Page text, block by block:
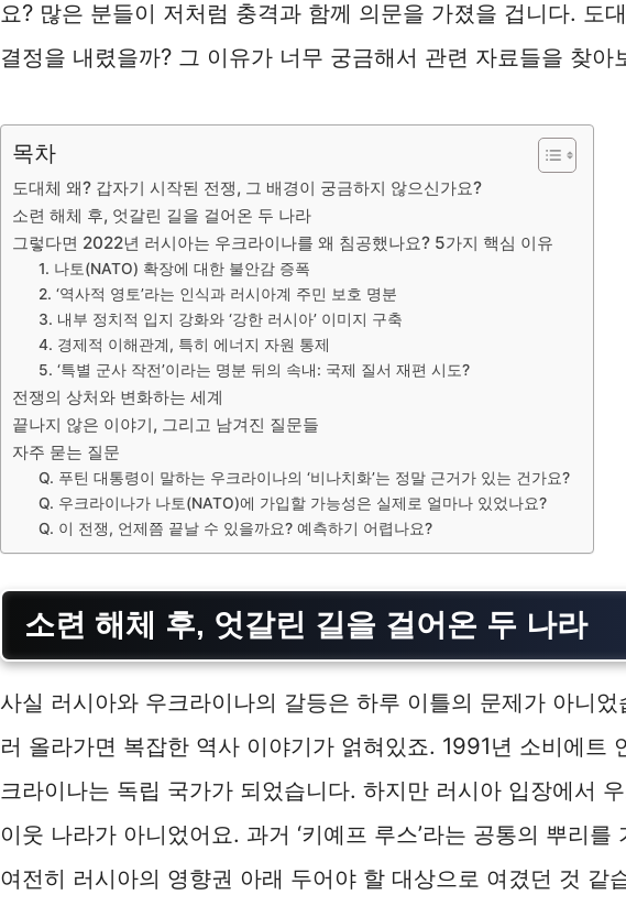
요? 많은 분들이 저처럼 충격과 함께 의문을 가졌을 겁니다. 도
결정을 내렸을까? 그 이유가 너무 궁금해서 관련 자료들을 찾아
목차
도대체 왜? 갑자기 시작된 전쟁, 그 배경이 궁금하지 않으신가요?
소련 해체 후, 엇갈린 길을 걸어온 두 나라
그렇다면 2022년 러시아는 우크라이나를 왜 침공했나요? 5가지 핵심 이유
1. 나토(NATO) 확장에 대한 불안감 증폭
2. ‘역사적 영토’라는 인식과 러시아계 주민 보호 명분
3. 내부 정치적 입지 강화와 ‘강한 러시아’ 이미지 구축
4. 경제적 이해관계, 특히 에너지 자원 통제
5. ‘특별 군사 작전’이라는 명분 뒤의 속내: 국제 질서 재편 시도?
전쟁의 상처와 변화하는 세계
끝나지 않은 이야기, 그리고 남겨진 질문들
자주 묻는 질문
Q. 푸틴 대통령이 말하는 우크라이나의 ‘비나치화’는 정말 근거가 있는 건가요?
Q. 우크라이나가 나토(NATO)에 가입할 가능성은 실제로 얼마나 있었나요?
Q. 이 전쟁, 언제쯤 끝날 수 있을까요? 예측하기 어렵나요?
소련 해체 후, 엇갈린 길을 걸어온 두 나라
사실 러시아와 우크라이나의 갈등은 하루 이틀의 문제가 아니
러 올라가면 복잡한 역사 이야기가 얽혀있죠. 1991년 소비에트
크라이나는 독립 국가가 되었습니다. 하지만 러시아 입장에서
이웃 나라가 아니었어요. 과거 ‘키예프 루스’라는 공통의 뿌리를
여전히 러시아의 영향권 아래 두어야 할 대상으로 여겼던 것 같